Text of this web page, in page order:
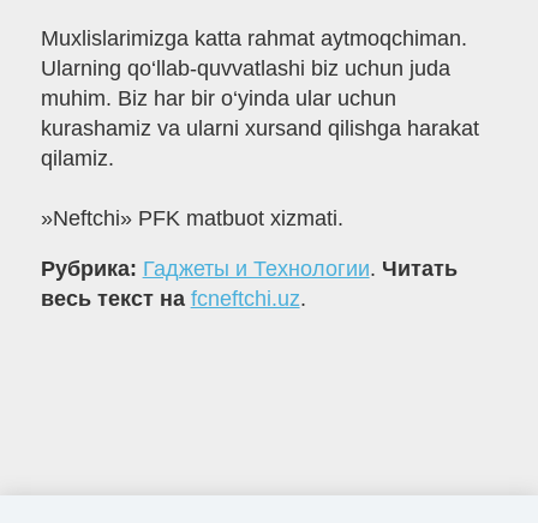
Muxlislarimizga katta rahmat aytmoqchiman.
Ularning qo‘llab-quvvatlashi biz uchun juda
muhim. Biz har bir o‘yinda ular uchun
kurashamiz va ularni xursand qilishga harakat
qilamiz.
»Neftchi» PFK matbuot xizmati.
Рубрика: Гаджеты и Технологии. Читать
весь текст на fcneftchi.uz.